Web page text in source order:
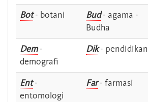
Bot- botani Bud- agama -
Budha
Dem-
demografi
Dik- pendidikan
Ent-
entomologi
Far- farmasi